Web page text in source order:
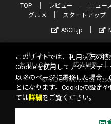
TOP レビュー ニュー
グルメ
スタートアップ
ASCII.jp
サイトポリシー プライ
お問い合わせ
広告掲載
©KADOKAWA ASCII
このサイトでは、利用状況の把
Cookieを使用してアクセスデ
以降のページに遷移した場合
とになります。Cookieの設定
ては詳細 をご覧ください。